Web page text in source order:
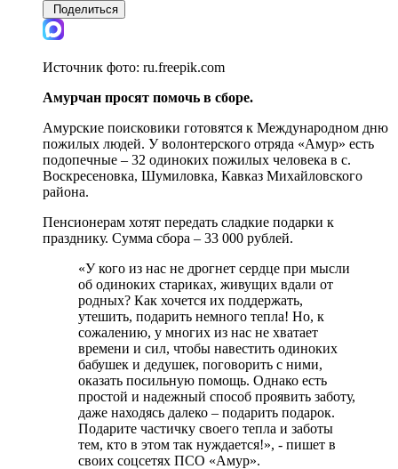
Поделиться
Источник фото: ru.freepik.com
Амурчан просят помочь в сборе.
Амурские поисковики готовятся к Международном дню
пожилых людей. У волонтерского отряда «Амур» есть
подопечные – 32 одиноких пожилых человека в с.
Воскресеновка, Шумиловка, Кавказ Михайловского
района.
Пенсионерам хотят передать сладкие подарки к
празднику. Сумма сбора – 33 000 рублей.
«У кого из нас не дрогнет сердце при мысли
об одиноких стариках, живущих вдали от
родных? Как хочется их поддержать,
утешить, подарить немного тепла! Но, к
сожалению, у многих из нас не хватает
времени и сил, чтобы навестить одиноких
бабушек и дедушек, поговорить с ними,
оказать посильную помощь. Однако есть
простой и надежный способ проявить заботу,
даже находясь далеко – подарить подарок.
Подарите частичку своего тепла и заботы
тем, кто в этом так нуждается!», - пишет в
своих соцсетях ПСО «Амур».